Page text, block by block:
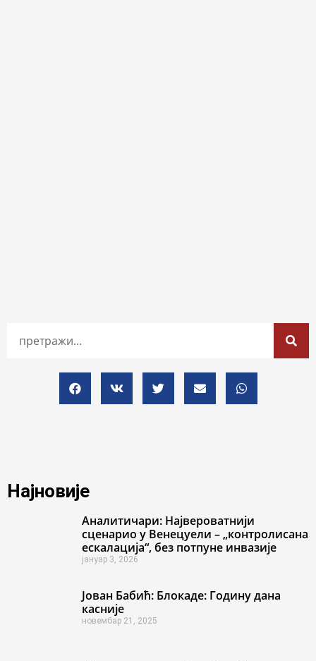
Најновије
Аналитичари: Највероватнији
сценарио у Венецуели – „контролисана
ескалација“, без потпуне инвазије
јануар 3, 2026
Јован Бабић: Блокаде: Годину дана
касније
новембар 21, 2025